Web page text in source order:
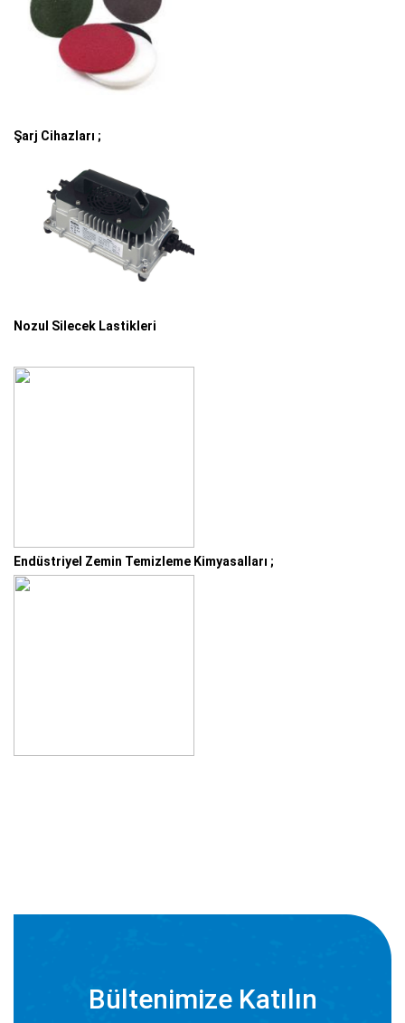
Şarj Cihazları ;
Nozul Silecek Lastikleri
Endüstriyel Zemin Temizleme Kimyasalları ;
Bültenimize Katılın